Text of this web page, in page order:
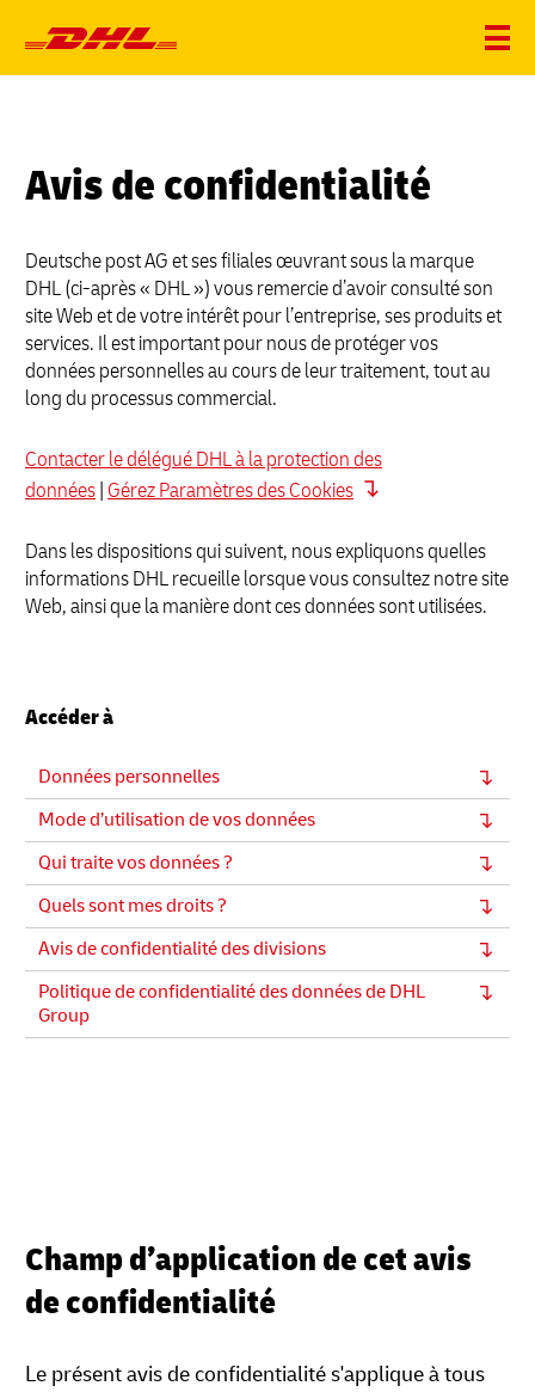
Avis de confidentialité
Deutsche post AG et ses filiales œuvrant sous la marque
DHL (ci-après « DHL ») vous remercie d’avoir consulté son
site Web et de votre intérêt pour l’entreprise, ses produits et
services. Il est important pour nous de protéger vos
données personnelles au cours de leur traitement, tout au
long du processus commercial.
Contacter le délégué DHL à la protection des
données| Gérez Paramètres des Cookies
Dans les dispositions qui suivent, nous expliquons quelles
informations DHL recueille lorsque vous consultez notre site
Web, ainsi que la manière dont ces données sont utilisées.
Accéder à
Données personnelles
Mode d’utilisation de vos données
Qui traite vos données ?
Quels sont mes droits ?
Avis de confidentialité des divisions
Politique de confidentialité des données de DHL
Group
Champ d’application de cet avis
de confidentialité
Le présent avis de confidentialité s'applique à tous